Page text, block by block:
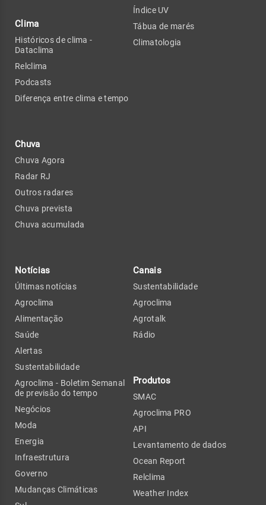
Clima
Históricos de clima -
Dataclima
Relclima
Podcasts
Diferença entre clima e tempo
Chuva
Chuva Agora
Radar RJ
Outros radares
Chuva prevista
Chuva acumulada
Índice UV
Tábua de marés
Climatologia
Notícias
Últimas notícias
Agroclima
Alimentação
Saúde
Alertas
Sustentabilidade
Agroclima - Boletim Semanal
de previsão do tempo
Negócios
Moda
Energia
Infraestrutura
Governo
Mudanças Climáticas
Canais
Sustentabilidade
Agroclima
Agrotalk
Rádio
Produtos
SMAC
Agroclima PRO
API
Levantamento de dados
Ocean Report
Relclima
Weather Index